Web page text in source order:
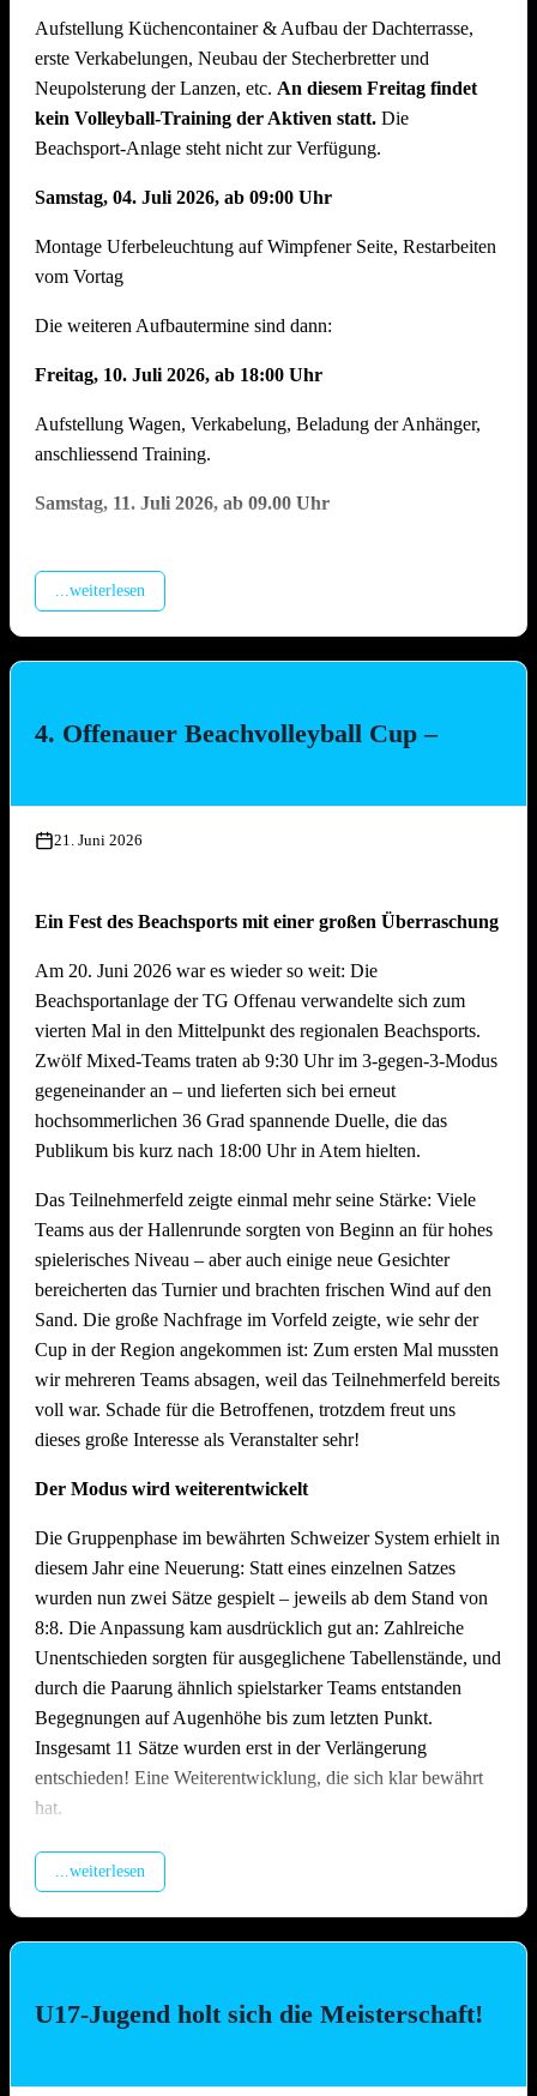
auch der Abbau muss organisiert sein. Bitte helft mit, dass
nach intensiven Festtagen mit vielen Helferinnen und Helfern
der Abbau schnell und zügig voranschreitet. Hier können wir
jede helfende Hand gebrauchen.Auch nach einem
Arbeitstag am Arbeitsplatz bitte zum Feierabend ans
reichlich für alle Helfer vorhanden!
Aufstellung Küchencontainer & Aufbau der Dachterrasse,
erste Verkabelungen, Neubau der Stecherbretter und
Neupolsterung der Lanzen, etc. An diesem Freitag findet
kein Volleyball-Training der Aktiven statt. Die
Beachsport-Anlage steht nicht zur Verfügung.
Samstag, 04. Juli 2026, ab 09:00 Uhr
Montage Uferbeleuchtung auf Wimpfener Seite, Restarbeiten
vom Vortag
Die weiteren Aufbautermine sind dann:
Freitag, 10. Juli 2026, ab 18:00 Uhr
Aufstellung Wagen, Verkabelung, Beladung der Anhänger,
anschliessend Training.
Samstag, 11. Juli 2026, ab 09.00 Uhr
Spülzelt, Verkabelung Wagen
Mittwoch, 15. Juli 2026, ab 17.00 Uhr
Gläserreinigung, Infrastruktur, Bierwagen, Aufstellung
Garnituren, Aufbau Zelt
Restarbeiten, Fertigstellung Gelände und Inbetriebnahme
technische Gerätschaften
Anschliessend traditionelles Grillfest!
Samstag, 18. Juli 2026 ab 09.00 Uhr
Dekoration Festplatz, Preisaushang, Herstellung Salate
(Vereinsküche Saline)
Dienstag, 21. Juli 2026 ab 09.00 Uhr
Abbau !! Vor dem Fest ist bereits auch nach dem Fest und
auch der Abbau muss organisiert sein. Bitte helft mit, dass
nach intensiven Festtagen mit vielen Helferinnen und Helfern
der Abbau schnell und zügig voranschreitet. Hier können wir
jede helfende Hand gebrauchen. Auch nach einem
Arbeitstag am Arbeitsplatz bitte zum Feierabend ans
Neckarufer kommen!!
reichlich für alle Helfer vorhanden!
...weiterlesen
4. Offenauer Beachvolleyball Cup –
21. Juni 2026
Ein Fest des Beachsports mit einer großen Überraschung
Am 20. Juni 2026 war es wieder so weit: Die
Beachsportanlage der TG Offenau verwandelte sich zum
vierten Mal in den Mittelpunkt des regionalen Beachsports.
Zwölf Mixed-Teams traten ab 9:30 Uhr im 3-gegen-3-Modus
gegeneinander an – und lieferten sich bei erneut
hochsommerlichen 36 Grad spannende Duelle, die das
Publikum bis kurz nach 18:00 Uhr in Atem hielten.
Das Teilnehmerfeld zeigte einmal mehr seine Stärke: Viele
Teams aus der Hallenrunde sorgten von Beginn an für hohes
spielerisches Niveau – aber auch einige neue Gesichter
bereicherten das Turnier und brachten frischen Wind auf den
Sand. Die große Nachfrage im Vorfeld zeigte, wie sehr der
Cup in der Region angekommen ist: Zum ersten Mal mussten
wir mehreren Teams absagen, weil das Teilnehmerfeld bereits
voll war. Schade für die Betroffenen, trotzdem freut uns
dieses große Interesse als Veranstalter sehr!
Der Modus wird weiterentwickelt
Die Gruppenphase im bewährten Schweizer System erhielt in
diesem Jahr eine Neuerung: Statt eines einzelnen Satzes
wurden nun zwei Sätze gespielt – jeweils ab dem Stand von
8:8. Die Anpassung kam ausdrücklich gut an: Zahlreiche
Unentschieden sorgten für ausgeglichene Tabellenstände, und
durch die Paarung ähnlich spielstarker Teams entstanden
Begegnungen auf Augenhöhe bis zum letzten Punkt.
Insgesamt 11 Sätze wurden erst in der Verlängerung
entschieden! Eine Weiterentwicklung, die sich klar bewährt
hat.
Packende Spiele quer durchs Feld
und geschmettert, die Zuschauer kamen bei den engen Partien
Nachwuchsteams „Nathi & die 3 Muskeltiere“ –
...weiterlesen
U17-Jugend holt sich die Meisterschaft!